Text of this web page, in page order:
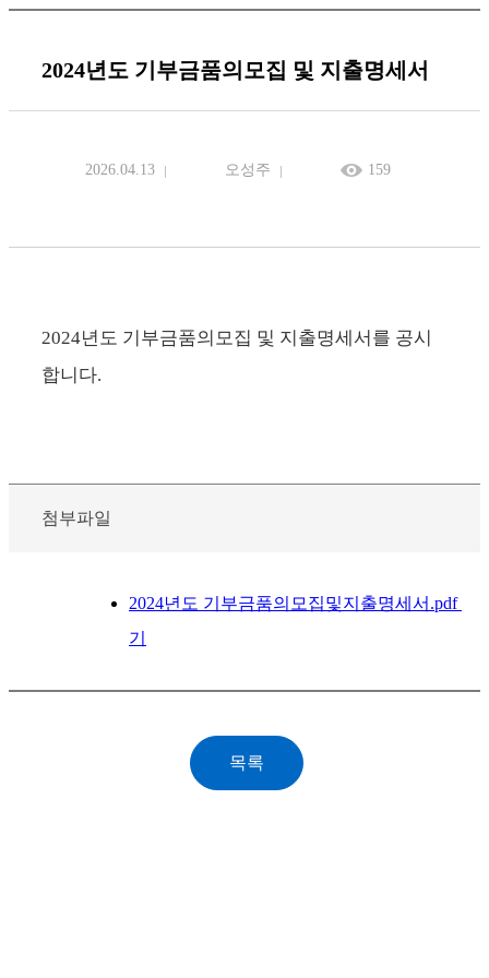
2024년도 기부금품의모집 및 지출명세서
2026.04.13 오성주 159
2024년도 기부금품의모집 및 지출명세서를 공시
합니다.
첨부파일
2024년도 기부금품의모집및지출명세서.pdf
기